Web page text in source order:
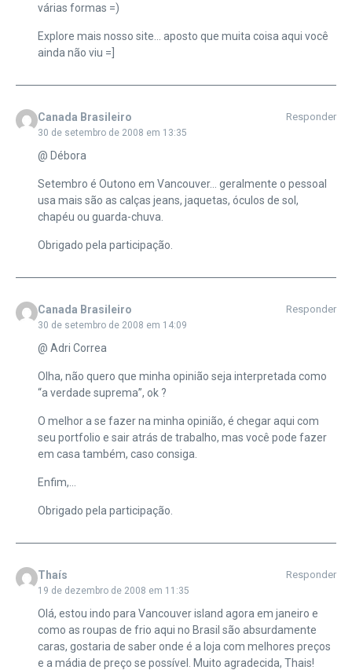
várias formas =)
Explore mais nosso site… aposto que muita coisa aqui você
ainda não viu =]
Canada Brasileiro
30 de setembro de 2008 em 13:35
Responder
@ Débora
Setembro é Outono em Vancouver… geralmente o pessoal
usa mais são as calças jeans, jaquetas, óculos de sol,
chapéu ou guarda-chuva.
Obrigado pela participação.
Canada Brasileiro
30 de setembro de 2008 em 14:09
Responder
@ Adri Correa
Olha, não quero que minha opinião seja interpretada como
“a verdade suprema”, ok ?
O melhor a se fazer na minha opinião, é chegar aqui com
seu portfolio e sair atrás de trabalho, mas você pode fazer
em casa também, caso consiga.
Enfim,…
Obrigado pela participação.
Thaís
19 de dezembro de 2008 em 11:35
Responder
Olá, estou indo para Vancouver island agora em janeiro e
como as roupas de frio aqui no Brasil são absurdamente
caras, gostaria de saber onde é a loja com melhores preços
e a mádia de preço se possível. Muito agradecida, Thais!